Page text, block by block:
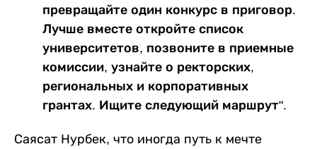
превращайте один конкурс в приговор.
Лучше вместе откройте список
университетов, позвоните в приемные
комиссии, узнайте о ректорских,
региональных и корпоративных
грантах. Ищите следующий маршрут".
Саясат Нурбек, что иногда путь к мечте